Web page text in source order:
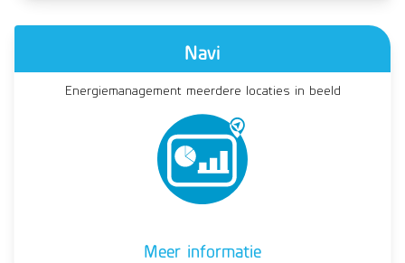
Navi
Energiemanagement meerdere locaties in beeld
Meer informatie